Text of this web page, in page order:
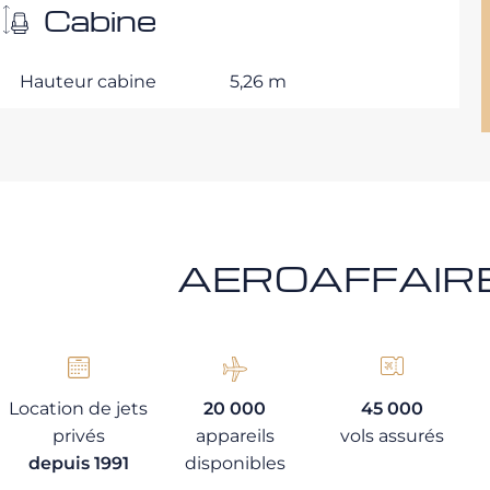
Cabine
Hauteur cabine 5,26 m
Location de jets
privés
depuis 1991
20 000
appareils
disponibles
45 000
vols assurés